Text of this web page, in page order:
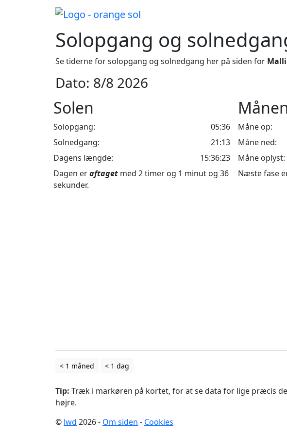
Solopgang og
Se tiderne for solopgang og solnedgang her på siden for
Dato: 8/8 2026
Solen
Solopgang:
05:36
Solnedgang:
21:13
Dagens længde:
15:36:23
Dagen eraftaget med 2 timer og 1 minut og 36
sekunder.
Måne op:
Måne ned:
Måne oplyst:
Næste fase
< 1 måned < 1 dag
Tip: Træk i markøren på kortet, for at se data for lige præcis
højre.
© lwd 2026 - Om siden - Cookies